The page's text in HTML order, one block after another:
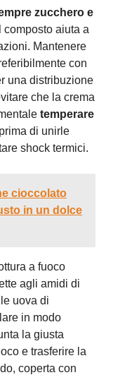
zucchero e
aiuta a
Mantenere
con
una distribuzione
che la crema
temperare
prima di unirle
shock termici.
cioccolato
in un dolce
a fuoco
agli amidi di
uova di
in modo
la giusta
e trasferire la
coperta con